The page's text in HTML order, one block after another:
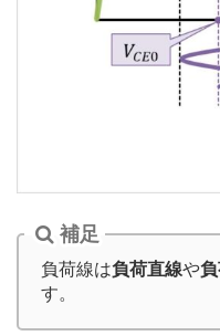
補足
負荷線は負荷直線や
す。